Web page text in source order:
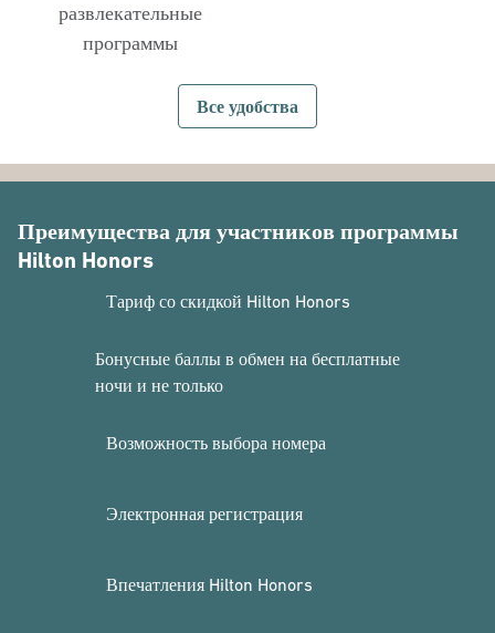
развлекательные
программы
Все удобства
Преимущества для участников программы
Hilton Honors
Тариф со скидкой Hilton Honors
Бонусные баллы в обмен на бесплатные
ночи и не только
Возможность выбора номера
Электронная регистрация
Впечатления Hilton Honors